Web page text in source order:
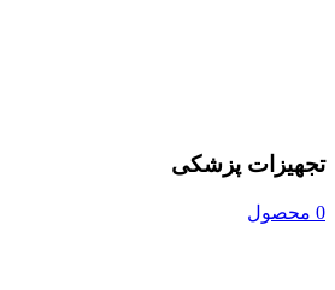
تجهیزات پزشکی
0 محصول